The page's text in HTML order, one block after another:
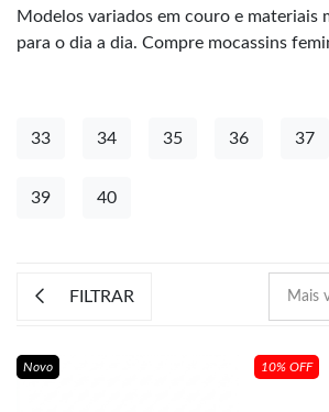
Modelos variados em couro e materiais
para o dia a dia. Compre mocassins
33 34 35 36 37
39 40
FILTRAR
Novo 10% OFF